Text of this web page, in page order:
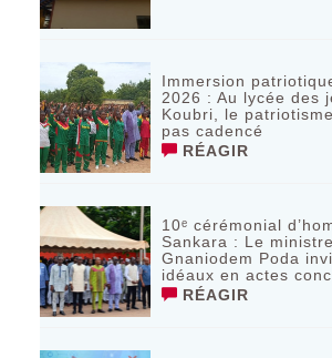
Immersion
2026 : Au lycée des
Koubri, le
pas cadencé
RÉAGIR
10ᵉ cérémonial
Sankara : Le
Gnaniodem Poda
idéaux en actes
RÉAGIR